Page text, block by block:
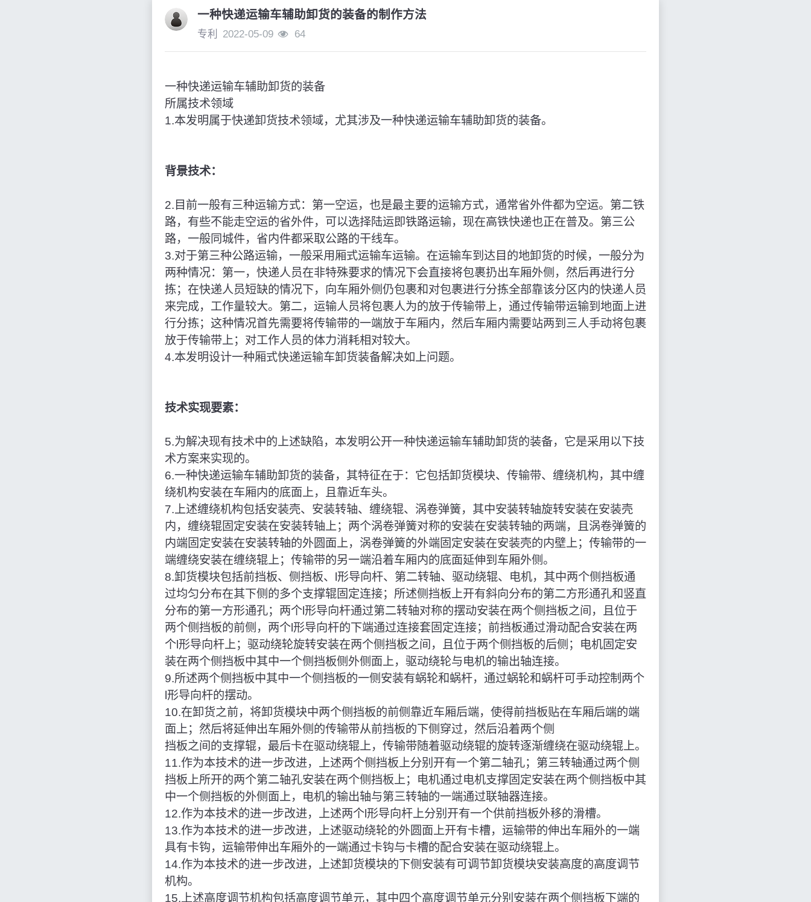
一种快递运输车辅助卸货的装备的制作方法
专利 2022-05-09 64
一种快递运输车辅助卸货的装备
所属技术领域
1.本发明属于快递卸货技术领域，尤其涉及一种快递运输车辅助卸货的装备。
背景技术：
2.目前一般有三种运输方式：第一空运，也是最主要的运输方式，通常省外件都为空运。第二铁
路，有些不能走空运的省外件，可以选择陆运即铁路运输，现在高铁快递也正在普及。第三公
路，一般同城件，省内件都采取公路的干线车。
3.对于第三种公路运输，一般采用厢式运输车运输。在运输车到达目的地卸货的时候，一般分为
两种情况：第一，快递人员在非特殊要求的情况下会直接将包裹扔出车厢外侧，然后再进行分
拣；在快递人员短缺的情况下，向车厢外侧仍包裹和对包裹进行分拣全部靠该分区内的快递人员
来完成，工作量较大。第二，运输人员将包裹人为的放于传输带上，通过传输带运输到地面上进
行分拣；这种情况首先需要将传输带的一端放于车厢内，然后车厢内需要站两到三人手动将包裹
放于传输带上；对工作人员的体力消耗相对较大。
4.本发明设计一种厢式快递运输车卸货装备解决如上问题。
技术实现要素：
5.为解决现有技术中的上述缺陷，本发明公开一种快递运输车辅助卸货的装备，它是采用以下技
术方案来实现的。
6.一种快递运输车辅助卸货的装备，其特征在于：它包括卸货模块、传输带、缠绕机构，其中缠
绕机构安装在车厢内的底面上，且靠近车头。
7.上述缠绕机构包括安装壳、安装转轴、缠绕辊、涡卷弹簧，其中安装转轴旋转安装在安装壳
内，缠绕辊固定安装在安装转轴上；两个涡卷弹簧对称的安装在安装转轴的两端，且涡卷弹簧的
内端固定安装在安装转轴的外圆面上，涡卷弹簧的外端固定安装在安装壳的内壁上；传输带的一
端缠绕安装在缠绕辊上；传输带的另一端沿着车厢内的底面延伸到车厢外侧。
8.卸货模块包括前挡板、侧挡板、l形导向杆、第二转轴、驱动绕辊、电机，其中两个侧挡板通
过均匀分布在其下侧的多个支撑辊固定连接；所述侧挡板上开有斜向分布的第二方形通孔和竖直
分布的第一方形通孔；两个l形导向杆通过第二转轴对称的摆动安装在两个侧挡板之间，且位于
两个侧挡板的前侧，两个l形导向杆的下端通过连接套固定连接；前挡板通过滑动配合安装在两
个l形导向杆上；驱动绕轮旋转安装在两个侧挡板之间，且位于两个侧挡板的后侧；电机固定安
装在两个侧挡板中其中一个侧挡板侧外侧面上，驱动绕轮与电机的输出轴连接。
9.所述两个侧挡板中其中一个侧挡板的一侧安装有蜗轮和蜗杆，通过蜗轮和蜗杆可手动控制两个
l形导向杆的摆动。
10.在卸货之前，将卸货模块中两个侧挡板的前侧靠近车厢后端，使得前挡板贴在车厢后端的端
面上；然后将延伸出车厢外侧的传输带从前挡板的下侧穿过，然后沿着两个侧
挡板之间的支撑辊，最后卡在驱动绕辊上，传输带随着驱动绕辊的旋转逐渐缠绕在驱动绕辊上。
11.作为本技术的进一步改进，上述两个侧挡板上分别开有一个第二轴孔；第三转轴通过两个侧
挡板上所开的两个第二轴孔安装在两个侧挡板上；电机通过电机支撑固定安装在两个侧挡板中其
中一个侧挡板的外侧面上，电机的输出轴与第三转轴的一端通过联轴器连接。
12.作为本技术的进一步改进，上述两个l形导向杆上分别开有一个供前挡板外移的滑槽。
13.作为本技术的进一步改进，上述驱动绕轮的外圆面上开有卡槽，运输带的伸出车厢外的一端
具有卡钩，运输带伸出车厢外的一端通过卡钩与卡槽的配合安装在驱动绕辊上。
14.作为本技术的进一步改进，上述卸货模块的下侧安装有可调节卸货模块安装高度的高度调节
机构。
15.上述高度调节机构包括高度调节单元，其中四个高度调节单元分别安装在两个侧挡板下端的